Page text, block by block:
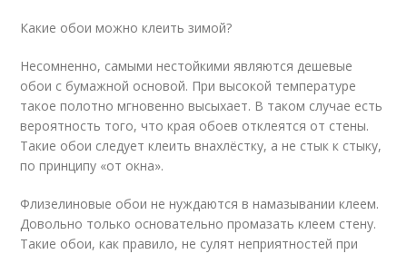
Какие обои можно клеить зимой?
Несомненно, самыми нестойкими являются дешевые
обои с бумажной основой. При высокой температуре
такое полотно мгновенно высыхает. В таком случае есть
вероятность того, что края обоев отклеятся от стены.
Такие обои следует клеить внахлёстку, а не стык к стыку,
по принципу «от окна».
Флизелиновые обои не нуждаются в намазывании клеем.
Довольно только основательно промазать клеем стену.
Такие обои, как правило, не сулят неприятностей при